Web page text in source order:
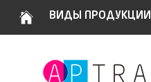
ВИДЫ ПРОДУКЦИИ